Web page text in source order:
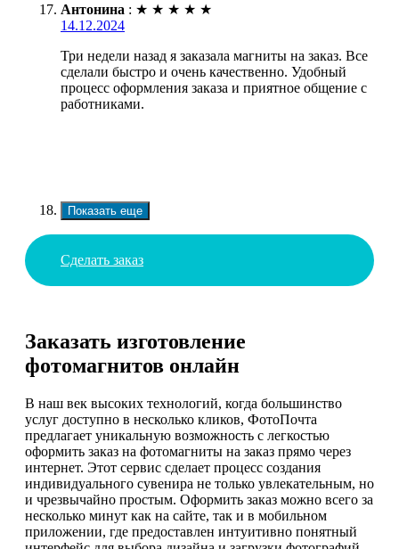
Антонина : ★ ★ ★ ★ ★
14.12.2024
Три недели назад я заказала магниты на заказ. Все
сделали быстро и очень качественно. Удобный
процесс оформления заказа и приятное общение с
работниками.
Показать еще
Сделать заказ
Заказать изготовление
фотомагнитов онлайн
В наш век высоких технологий, когда большинство
услуг доступно в несколько кликов, ФотоПочта
предлагает уникальную возможность с легкостью
оформить заказ на фотомагниты на заказ прямо через
интернет. Этот сервис сделает процесс создания
индивидуального сувенира не только увлекательным, но
и чрезвычайно простым. Оформить заказ можно всего за
несколько минут как на сайте, так и в мобильном
приложении, где предоставлен интуитивно понятный